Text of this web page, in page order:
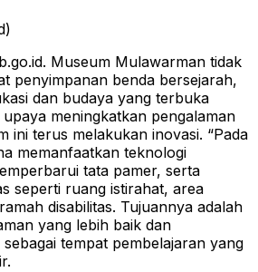
Museum Mulawarman tidak
penyimpanan benda bersejarah,
dan budaya yang terbuka
meningkatkan pengalaman
ini terus melakukan inovasi. “Pada
memanfaatkan teknologi
tata pamer, serta
seperti ruang istirahat, area
disabilitas. Tujuannya adalah
yang lebih baik dan
tempat pembelajaran yang